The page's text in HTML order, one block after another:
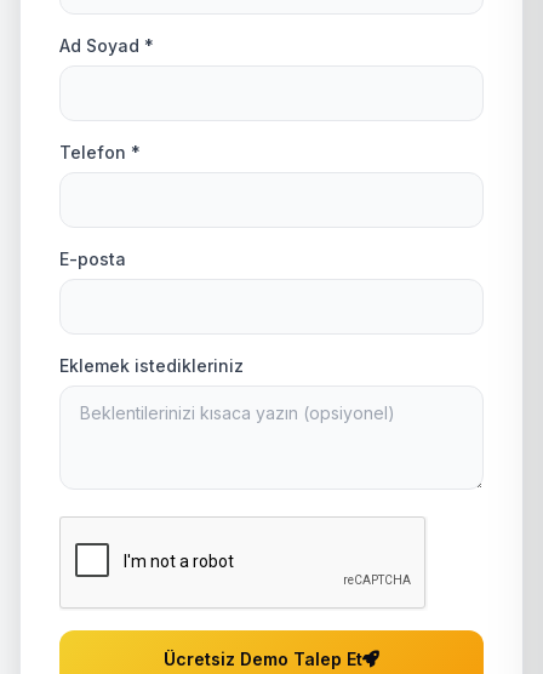
Ad Soyad *
Telefon *
E-posta
Eklemek istedikleriniz
Ücretsiz Demo Talep Et